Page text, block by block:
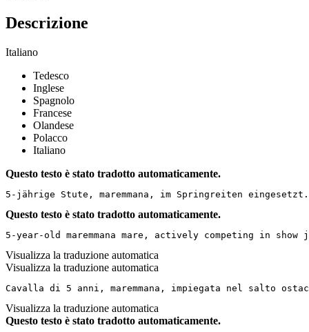
Descrizione
Italiano
Tedesco
Inglese
Spagnolo
Francese
Olandese
Polacco
Italiano
Questo testo è stato tradotto automaticamente.
5-jährige Stute, maremmana, im Springreiten
Questo testo è stato tradotto automaticamente.
5-year-old maremmana mare, actively competing in
Visualizza la traduzione automatica
Visualizza la traduzione automatica
Cavalla di 5 anni, maremmana, impiegata nel salto
Visualizza la traduzione automatica
Questo testo è stato tradotto automaticamente.